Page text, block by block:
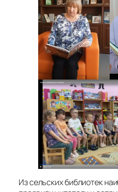
Из сельских библиотек